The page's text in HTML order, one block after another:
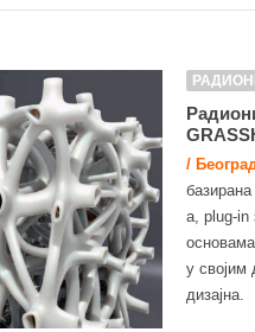
/
а, plug-in
основама
у
дизајна.